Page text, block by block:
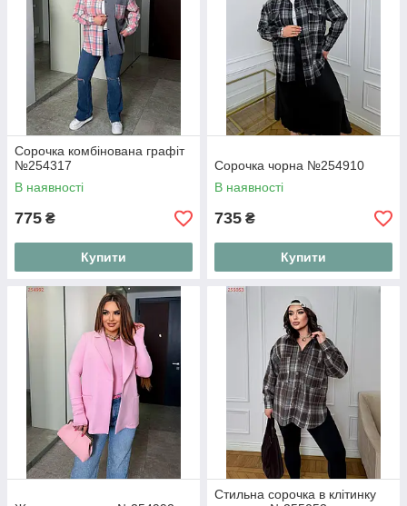
Сорочка комбінована графіт
№254317
В наявності
775 ₴
Купити
Сорочка чорна №254910
В наявності
735 ₴
Купити
Стильна сорочка в клітинку